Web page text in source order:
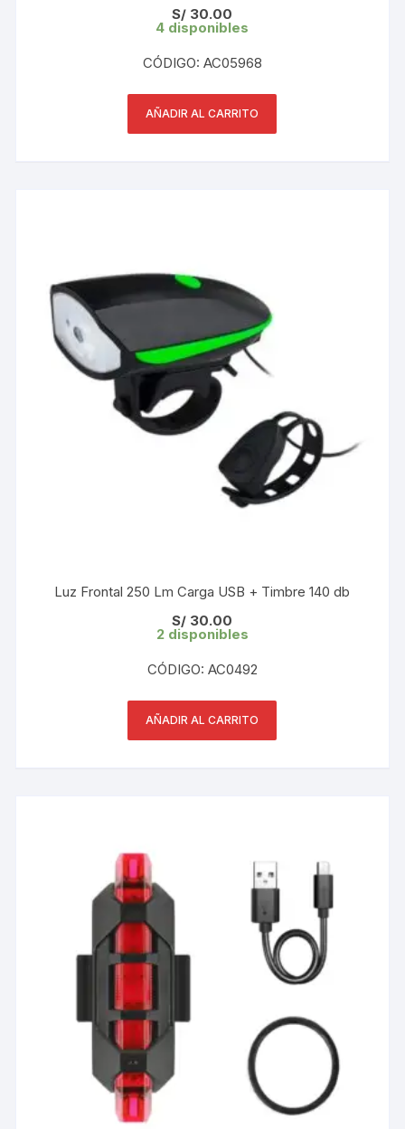
S/ 30.00
4 disponibles
CÓDIGO: AC05968
AÑADIR AL CARRITO
Luz Frontal 250 Lm Carga USB + Timbre 140 db
S/ 30.00
2 disponibles
CÓDIGO: AC0492
AÑADIR AL CARRITO